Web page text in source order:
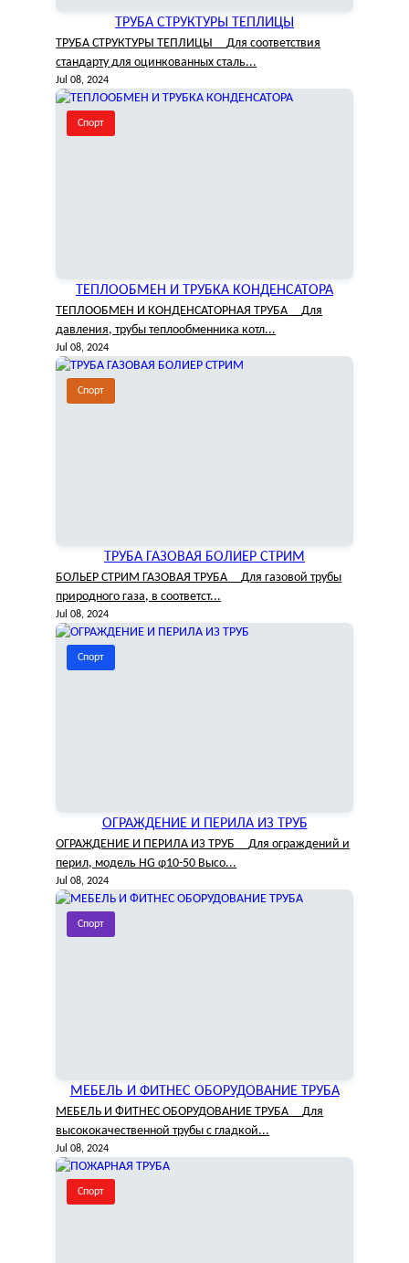
ТРУБА СТРУКТУРЫ ТЕПЛИЦЫ
ТРУБА СТРУКТУРЫ ТЕПЛИЦЫ Для соответствия
стандарту для оцинкованных сталь...
Jul 08, 2024
Спорт
ТЕПЛООБМЕН И ТРУБКА КОНДЕНСАТОРА
ТЕПЛООБМЕН И КОНДЕНСАТОРНАЯ ТРУБА Для
давления, трубы теплообменника котл...
Jul 08, 2024
Спорт
ТРУБА ГАЗОВАЯ БОЛИЕР СТРИМ
БОЛЬЕР СТРИМ ГАЗОВАЯ ТРУБА Для газовой трубы
природного газа, в соответст...
Jul 08, 2024
Спорт
ОГРАЖДЕНИЕ И ПЕРИЛА ИЗ ТРУБ
ОГРАЖДЕНИЕ И ПЕРИЛА ИЗ ТРУБ Для ограждений и
перил, модель HG φ10-50 Высо...
Jul 08, 2024
Спорт
МЕБЕЛЬ И ФИТНЕС ОБОРУДОВАНИЕ ТРУБА
МЕБЕЛЬ И ФИТНЕС ОБОРУДОВАНИЕ ТРУБА Для
высококачественной трубы с гладкой...
Jul 08, 2024
Спорт